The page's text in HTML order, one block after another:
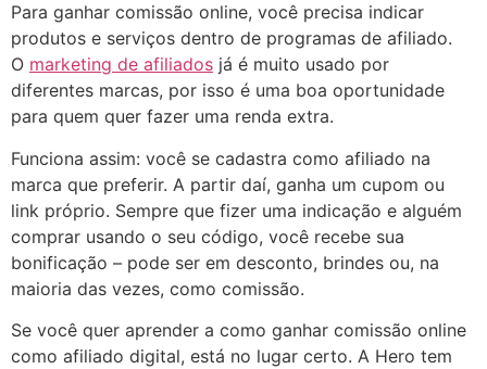
Para ganhar comissão online, você precisa indicar
produtos e serviços dentro de programas de afiliado.
O marketing de afiliados já é muito usado por
diferentes marcas, por isso é uma boa oportunidade
para quem quer fazer uma renda extra.
Funciona assim: você se cadastra como afiliado na
marca que preferir. A partir daí, ganha um cupom ou
link próprio. Sempre que fizer uma indicação e alguém
comprar usando o seu código, você recebe sua
bonificação – pode ser em desconto, brindes ou, na
maioria das vezes, como comissão.
Se você quer aprender a como ganhar comissão online
como afiliado digital, está no lugar certo. A Hero tem